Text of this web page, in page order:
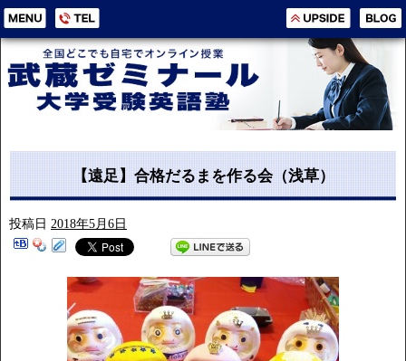
【遠足】合格だるまを作る会（浅草）
投稿日 2018年5月6日